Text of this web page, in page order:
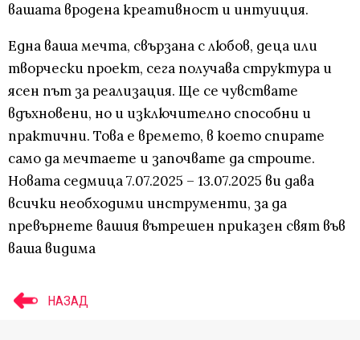
вашата вродена креативност и интуиция.
Една ваша мечта, свързана с любов, деца или
творчески проект, сега получава структура и
ясен път за реализация. Ще се чувствате
вдъхновени, но и изключително способни и
практични. Това е времето, в което спирате
само да мечтаете и започвате да строите.
Новата седмица 7.07.2025 – 13.07.2025 ви дава
всички необходими инструменти, за да
превърнете вашия вътрешен приказен свят във
ваша видима
НАЗАД